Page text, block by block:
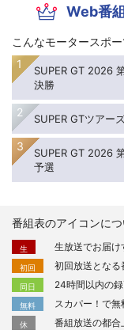
Web番
こんなモータースポ
SUPER GT 2026
決勝
SUPER GTツアー
SUPER GT 2026
予選
番組表のアイコンに
生 生放送でお届け
初回 初回放送となる
同日 24時間以内の
無料 スカパー！で
休 番組放送の都